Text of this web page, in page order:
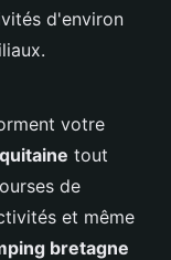
d'environ
votre
tout
de
et même
bretagne